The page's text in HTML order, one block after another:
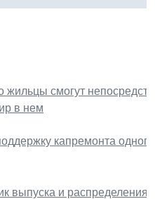
жильцы смогут
в нем
капремонта
выпуска и